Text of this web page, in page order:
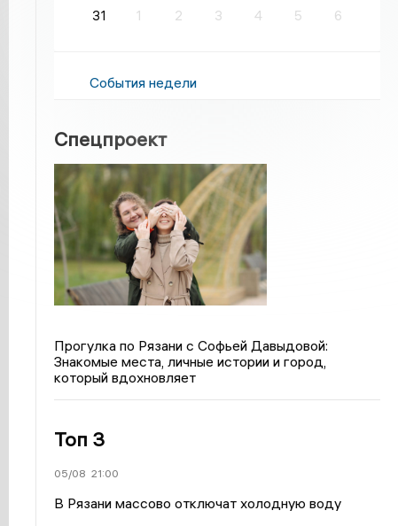
31
1 2 3 4 5 6
События недели
Спецпроект
Прогулка по Рязани с Софьей Давыдовой:
Знакомые места, личные истории и город,
который вдохновляет
Топ 3
05/08 21:00
В Рязани массово отключат холодную воду